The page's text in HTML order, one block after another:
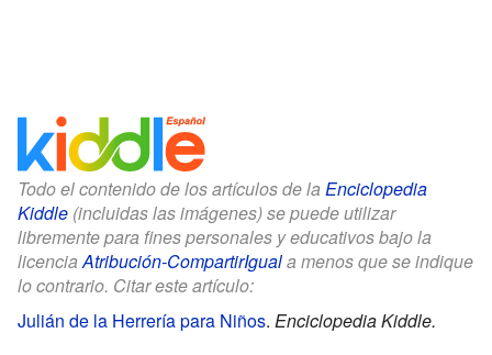
Todo el contenido de los artículos de la Enciclopedia
Kiddle (incluidas las imágenes) se puede utilizar
libremente para fines personales y educativos bajo la
licenciaAtribución-CompartirIguala menos que se indique
lo contrario. Citar este artículo:
Julián de la Herrería para Niños. Enciclopedia Kiddle.